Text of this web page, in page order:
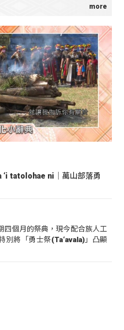
‘i tatolohae ni｜萬山部落勇
四個月的祭典，現今配合族人工
別將「勇士祭(Ta‘avala)」凸顯